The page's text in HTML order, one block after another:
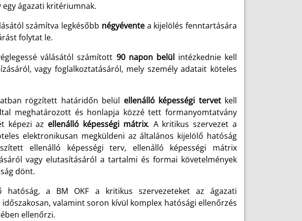
ágazati kritériumnak.
számítva legkésőbb négyéventea kijelölés fenntartására
folytat le.
válásától számított 90 napon belülintézkednie kell
vagy foglalkoztatásáról, mely személy adatait köteles
rögzített határidőn belül ellenálló képességi tervetkell
meghatározott és honlapja közzé tett formanyomtatvány
képezi az ellenálló képességi mátrix. A kritikus szervezet a
elektronikusan megküldeni az általános kijelölő hatóság
ellenálló képességi terv, ellenálló képességi mátrix
vagy elutasításáról a tartalmi és formai követelmények
dönt.
hatóság, a BM OKF a kritikus szervezeteket az ágazati
valamint soron kívül komplex hatósági ellenőrzés
ellenőrzi.